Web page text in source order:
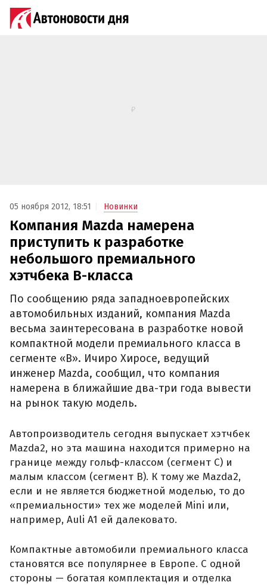
05 ноября 2012, 18:51 Новинки
Компания Mazda намерена
приступить к разработке
небольшого премиального
хэтчбека В-класса
По сообщению ряда западноевропейских
автомобильных изданий, компания Mazda
весьма заинтересована в разработке новой
компактной модели премиального класса в
сегменте «В». Ичиро Хиросе, ведущий
инженер Mazda, сообщил, что компания
намерена в ближайшие два-три года вывести
на рынок такую модель.
Автопроизводитель сегодня выпускает хэтчбек
Mazda2, но эта машина находится примерно на
границе между гольф-классом (сегмент С) и
малым классом (сегмент В). К тому же Mazda2,
если и не является бюджетной моделью, то до
«премиальности» тех же моделей Mini или,
например, Auli A1 ей далековато.
Компактные автомобили премиального класса
становятся все популярнее в Европе. С одной
стороны — богатая комплектация и отделка